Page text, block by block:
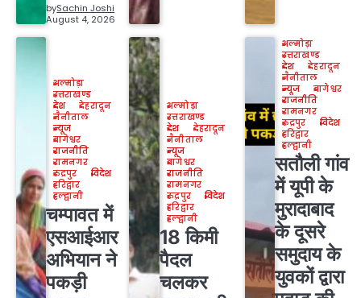
bySachin Joshi
August 4, 2026
अल्मोड़ा
उत्तराखण्ड
देश
देहरादून
नैनीताल
न्यूज
बागेश्वर
राजनीति
रामनगर
रुद्रपुर
विदेश
हरिद्वार
हल्द्वानी
चम्पावत में
एसआईआर
अभियान ने
पकड़ी
अल्मोड़ा
उत्तराखण्ड
देश
देहरादून
नैनीताल
न्यूज
बागेश्वर
राजनीति
रामनगर
रुद्रपुर
विदेश
हरिद्वार
हल्द्वानी
18 किमी
पैदल
चलकर
अल्मोड़ा
उत्तराखण्ड
देश
देहरादून
नैनीताल
न्यूज
बागेश्वर
राजनीति
रामनगर
रुद्रपुर
विदेश
हरिद्वार
हल्द्वानी
सतौली गांव
में यूपी के
मुरादाबाद
के दूसरे
समुदाय के
युवकों द्वारा